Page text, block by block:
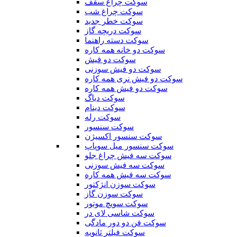
سوکت چراغ سقف
سوکت چراغ شب
سوکت خطر جدید
سوکت دریچه گاز
سوکت دسته راهنما
سوکت دو خانه همه کاره
سوکت دو فیش
سوکت دو فیش سوزنی
سوکت دو فیش نری همه کاره
سوکت دو فیش همه کاره
سوکت دیاگ
سوکت دینام
سوکت رله
سوکت سنسور
سوکت سنسور اکسیژن
سوکت سنسور میل سوپاپ
سوکت سه فیش چراغ جلو
سوکت سه فیش سوزنی
سوکت سه فیش همه کاره
سوکت سوزن انژکتور
سوکت سوزن گاز
سوکت سویچ موتور
سوکت شاسی لای در
سوکت فن دو دور مادگی
سوکت فیلتر ثانویه